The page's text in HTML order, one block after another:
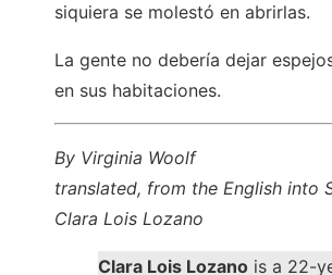
siquiera se molestó en abrirlas.
La gente no debería dejar
en sus habitaciones.
By Virginia Woolf
translated, from the English into
Clara Lois Lozano
Clara Lois Lozano is a 22-